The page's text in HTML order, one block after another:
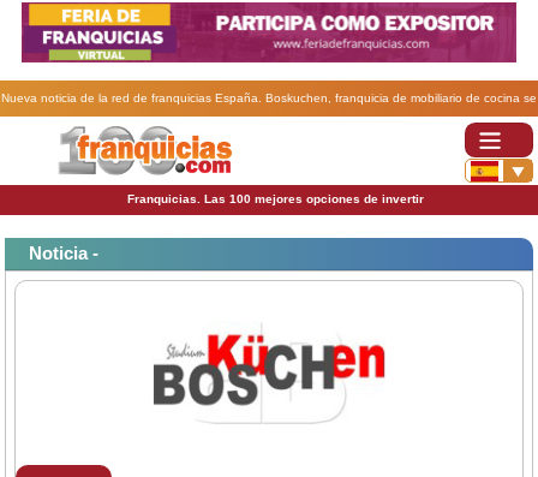
Nueva noticia de la red de franquicias España. Boskuchen, franquicia de mobiliario de cocina se
Franquicias. Las 100 mejores opciones de invertir
Noticia -